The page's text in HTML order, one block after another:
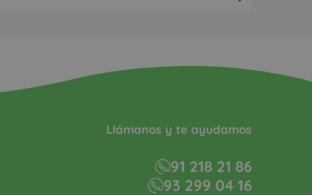
Llámanos y te ayudamos
91 218 21 86
93 299 04 16